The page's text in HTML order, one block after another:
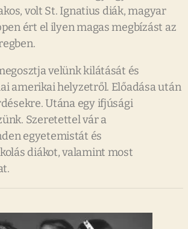
volt St. Ignatius diák, magyar
ért el ilyen magas megbízást az
velünk kilátását és
amerikai helyzetről. Előadása után
Utána egy ifjúsági
Szeretettel vár a
egyetemistát és
diákot, valamint most